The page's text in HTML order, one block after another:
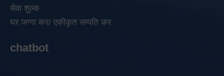
सेवा शुल्क
घर जग्गा कर/ एकीकृत सम्पति कर
chatbot